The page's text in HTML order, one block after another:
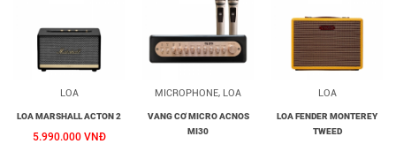
LOA
LOA MARSHALL ACTON 2
5.990.000 VNĐ
MICROPHONE, LOA
VANG CƠ MICRO ACNOS
MI30
LOA
LOA FENDER MONTEREY
TWEED